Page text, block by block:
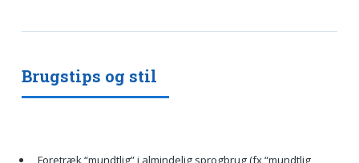
Brugstips og stil
Foretræk “mundtlig” i almindelig sprogbrug (fx “mundtlig